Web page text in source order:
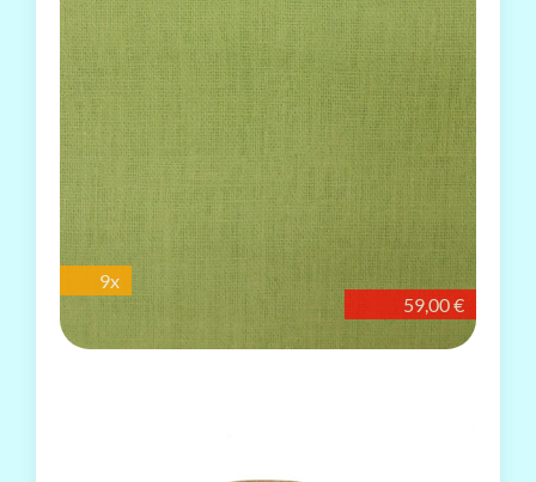
59,00 €
9x